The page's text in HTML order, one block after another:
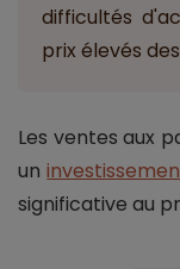
difficultés
prix élevés
Les ventes aux
un
significative au